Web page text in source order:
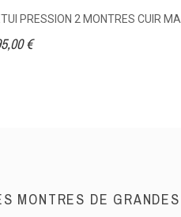
PRESSION 2 MONTRES CUIR
€
MONTRES DE